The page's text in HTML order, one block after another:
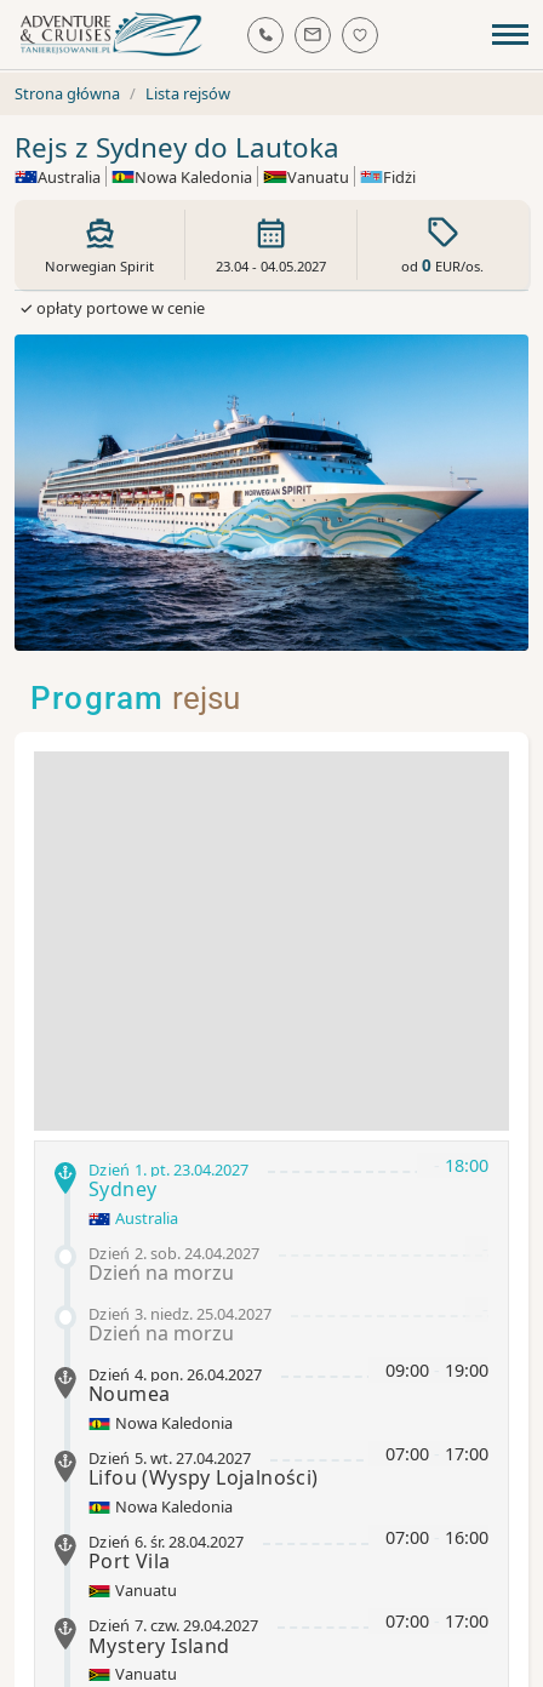
Strona główna Lista rejsów
Rejs z Sydney do Lautoka
Australia Nowa Kaledonia Vanuatu Fidżi
Norwegian Spirit 23.04 - 04.05.2027 od0 EUR/os.
✓ opłaty portowe w cenie
Program rejsu
18:00
Dzień 1. pt.23.04.2027
Sydney
Australia
Dzień 2.sob.24.04.2027
Dzień na morzu
Dzień 3. niedz.25.04.2027
Dzień na morzu
09:00 19:00
Dzień 4. pon.26.04.2027
Noumea
Nowa Kaledonia
07:00 17:00
Dzień 5.wt.27.04.2027
Lifou(Wyspy Lojalności)
Nowa Kaledonia
07:00 16:00
Dzień 6.śr.28.04.2027
Port Vila
Vanuatu
07:00 17:00
Dzień 7.czw.29.04.2027
Mystery Island
Vanuatu